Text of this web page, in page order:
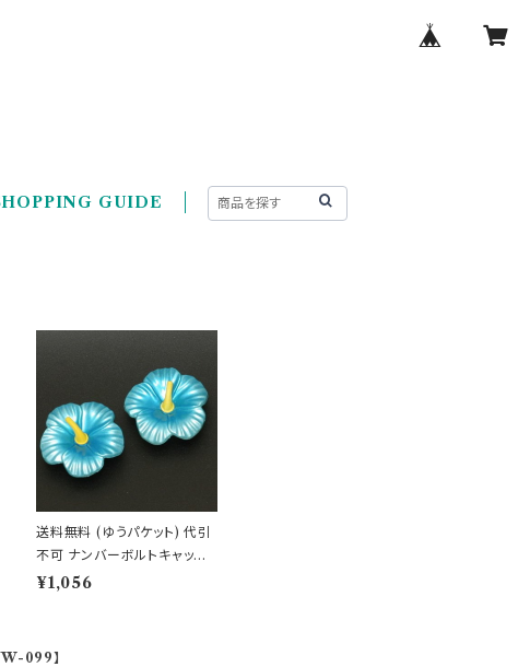
GUIDE
送料無料 (ゆうパケット) 代引
不可 ナンバーボルトキャップ
ハイビスカス/ブルー【HK-7
¥1,056
ス 【VW-099】